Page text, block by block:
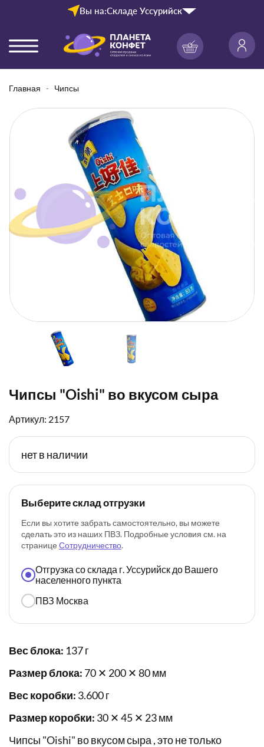
Вы на:Складе Уссурийск
Главная Чипсы
Чипсы "Oishi" во вкусом сыра
Артикул: 2157
нет в наличии
Выберите склад отгрузки
Если вы хотите забрать самостоятельно, вы можете
сделать это из наших ПВЗ. Подробные условия см. на
странице Сотрудничество.
Отгрузка со склада г. Уссурийск до Вашего
населенного пункта
ПВЗ Москва
Вес блока: 137 г
Размер блока: 70 ✕ 200 ✕ 80 мм
Вес коробки: 3.600 г
Размер коробки: 30 ✕ 45 ✕ 23 мм
Чипсы "Oishi" во вкусом сыра , это не только